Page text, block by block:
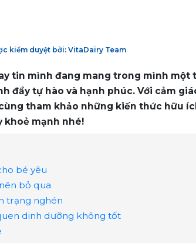
kiểm duyệt bởi: VitaDairy Team
tin mình đang mang trong mình một
đầy tự hào và hạnh phúc. Với cảm
tham khảo những kiến thức hữu
khoẻ mạnh nhé!
bé yêu
bỏ qua
trạng nghén
dinh dưỡng không tốt